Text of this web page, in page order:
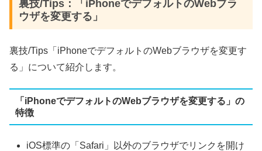
裏技/Tips：「iPhoneでデフォルトのWebブラ
ウザを変更する」
裏技/Tips「iPhoneでデフォルトのWebブラウザを変更す
る」について紹介します。
「iPhoneでデフォルトのWebブラウザを変更する」の
特徴
iOS標準の「Safari」以外のブラウザでリンクを開け